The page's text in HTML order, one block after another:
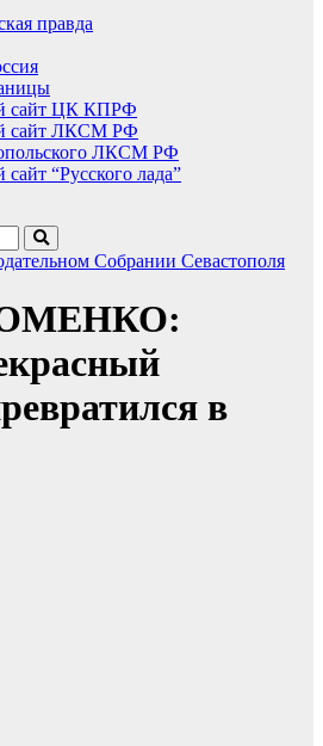
правда
сайт ЦК КПРФ
сайт ЛКСМ РФ
ЛКСМ РФ
“Русского лада”
Собрании Севастополя
в